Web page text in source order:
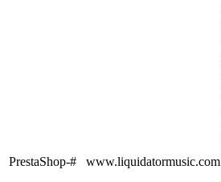
PrestaShop-# www.liquidatormusic.com